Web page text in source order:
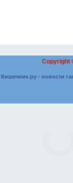
Copyright
Кишечник.ру - новости